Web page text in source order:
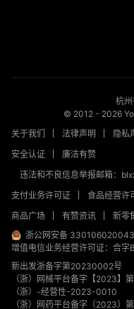
杭
© 2012 - 2026
关于我们
法律声明 隐私
安全认证
廉洁有赞
违法和不良信息举报邮箱：
支付业务许可证
食品经营许
商品广场
有赞资讯 新零
浙公网安备
增值电信业务经营许可证：合
新出发浙备字第20230002号
（浙）网械平台备字【2023】
（浙）-经营性-2023-0010
（浙）网药平台备字〔2023